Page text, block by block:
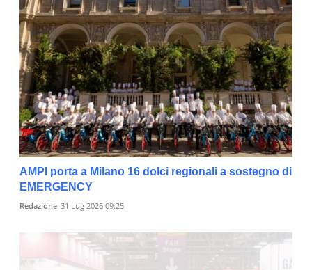
AMPI porta a Milano 16 dolci regionali a sostegno di
EMERGENCY
Redazione 31 Lug 2026 09:25